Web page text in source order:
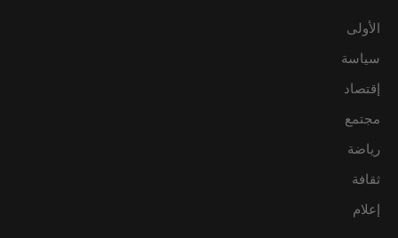
الأولى
سياسة
إقتصاد
مجتمع
رياضة
ثقافة
إعلام